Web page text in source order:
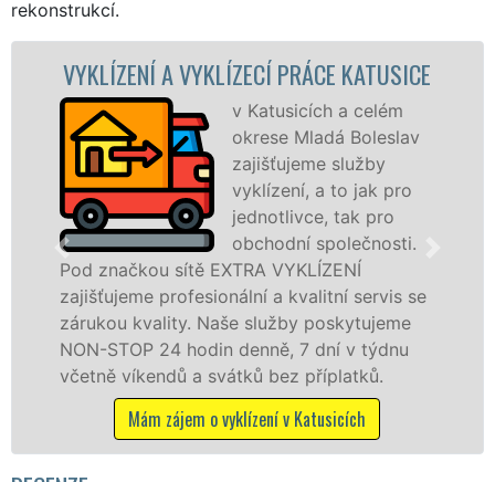
rekonstrukcí.
A VYKLÍZECÍ PRÁCE KATUSICE
v Katusicích a celém
okrese Mladá Boleslav
zajišťujeme služby
vyklízení, a to jak pro
jednotlivce, tak pro
obchodní společnosti.
sítě EXTRA VYKLÍZENÍ
profesionální a kvalitní servis se
Naše služby poskytujeme
24 hodin denně, 7 dní v týdnu
a svátků bez příplatků.
zájem o vyklízení v Katusicích
službu jak
osobám se
práce, a to